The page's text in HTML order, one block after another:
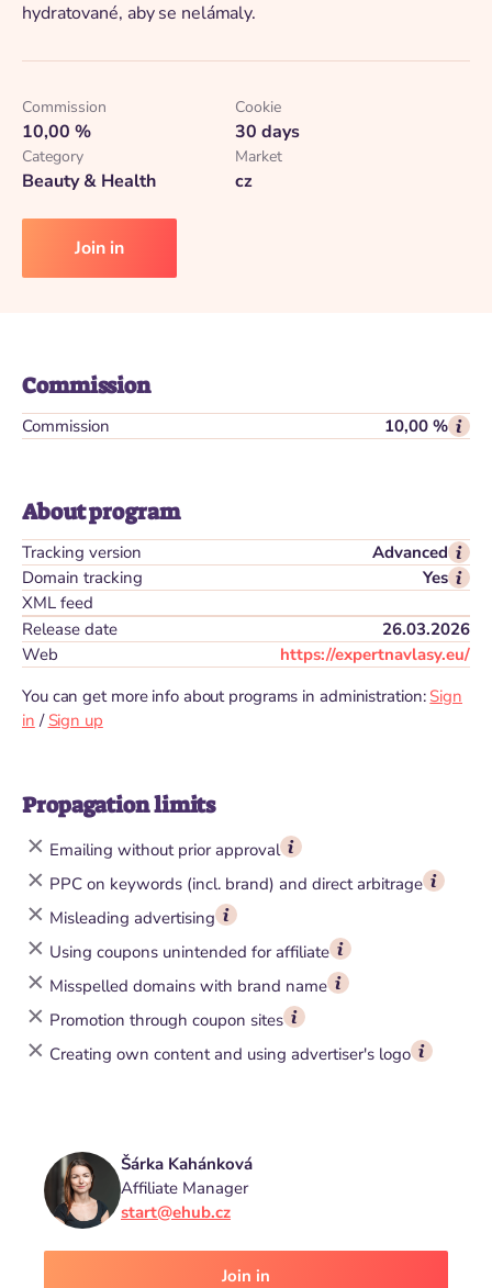
hydratované, aby se nelámaly.
Commission
10,00 %
Cookie
30 days
Category
Beauty & Health
Market
cz
Join in
Commission
Commission 10,00 %
About program
Tracking version
Advanced
Domain tracking
Yes
XML feed
Release date
26.03.2026
Web
https://expertnavlasy.eu/
You can get more info about programs in administration: Sign
in / Sign up
Propagation limits
Emailing without prior approval
PPC on keywords (incl. brand) and direct arbitrage
Misleading advertising
Using coupons unintended for affiliate
Misspelled domains with brand name
Promotion through coupon sites
Creating own content and using advertiser's logo
Šárka Kahánková
Affiliate Manager
start@ehub.cz
Join in